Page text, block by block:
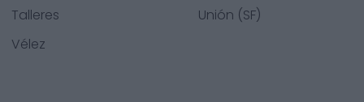
Talleres
Unión (SF)
Vélez